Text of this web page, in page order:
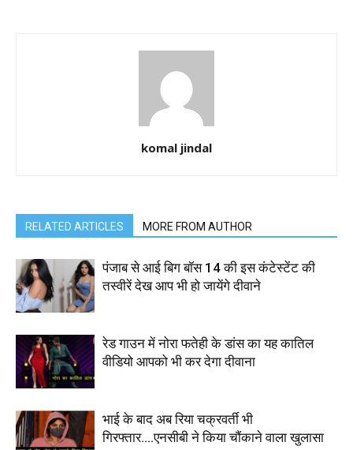
komal jindal
RELATED ARTICLES MORE FROM AUTHOR
पंजाब से आई बिग बॉस 14 की इस कंटेस्टेंट की
तस्वीरें देख आप भी हो जायेंगे दीवाने
रेड गाउन में नोरा फतेही के डांस का यह कातिल
वीडियो आपको भी कर देगा दीवाना
भाई के बाद अब रिया चक्रवर्ती भी
गिरफ्तार….एनसीबी ने किया चौंकाने वाला खुलासा